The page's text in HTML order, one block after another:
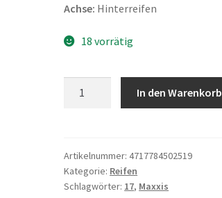
Achse: Hinterreifen
18 vorrätig
-
17
62H
In den Warenkorb
Artikelnummer:4717784502519
Kategorie: Reifen
Schlagwörter: 17, Maxxis